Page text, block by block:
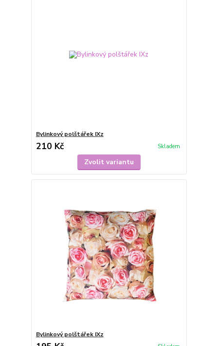
Bylinkový polštářek IXz
210 Kč Skladem
Zvolit variantu
Bylinkový polštářek IXz